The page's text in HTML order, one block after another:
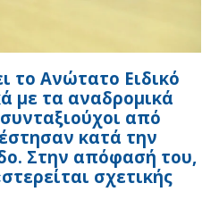
το Ανώτατο Ειδικό
με τα αναδρομικά
από
κατά την
Στην απόφασή του,
σχετικής